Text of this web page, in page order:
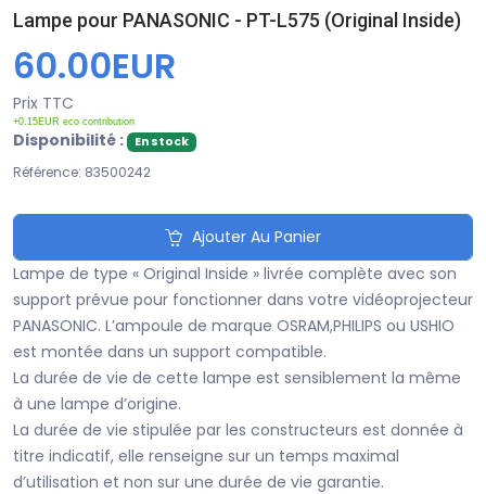
Lampe pour PANASONIC - PT-L575 (Original Inside)
60.00EUR
Prix TTC
+0.15EUR eco contribution
Disponibilité : En stock
Référence: 83500242
Ajouter Au Panier
Lampe de type « Original Inside » livrée complète avec son
support prévue pour fonctionner dans votre vidéoprojecteur
PANASONIC. L’ampoule de marque OSRAM,PHILIPS ou USHIO
est montée dans un support compatible.
La durée de vie de cette lampe est sensiblement la même
à une lampe d’origine.
La durée de vie stipulée par les constructeurs est donnée à
titre indicatif, elle renseigne sur un temps maximal
d’utilisation et non sur une durée de vie garantie.